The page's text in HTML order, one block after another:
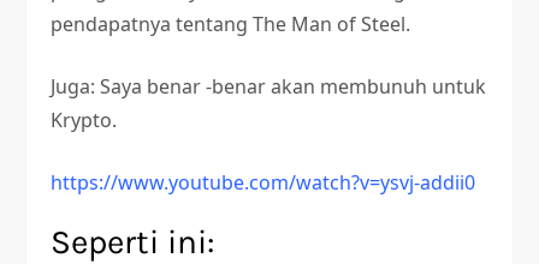
pendapatnya tentang The Man of Steel.
Juga: Saya benar -benar akan membunuh untuk
Krypto.
https://www.youtube.com/watch?v=ysvj-addii0
Seperti ini: